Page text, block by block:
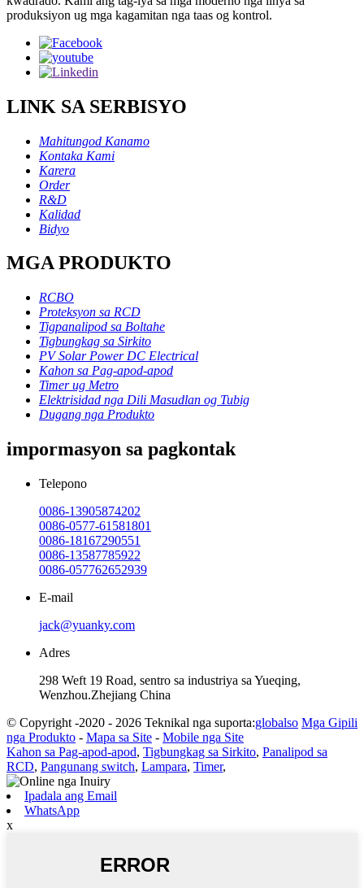
produksiyon ug mga kagamitan nga taas og kontrol.
LINK SA SERBISYO
Mahitungod Kanamo
Kontaka Kami
Karera
Order
R&D
Kalidad
Bidyo
MGA PRODUKTO
RCBO
Proteksyon sa RCD
Tigpanalipod sa Boltahe
Tigbungkag sa Sirkito
PV Solar Power DC Electrical
Kahon sa Pag-apod-apod
Timer ug Metro
Elektrisidad nga Dili Masudlan og Tubig
Dugang nga Produkto
impormasyon sa pagkontak
Telepono
0086-13905874202
0086-0577-61581801
0086-18167290551
0086-13587785922
0086-057762652939
E-mail
jack@yuanky.com
Adres
298 Weft 19 Road, sentro sa industriya sa Yueqing,
Wenzhou.Zhejiang China
© Copyright -2020 - 2026 Teknikal nga suporta:globalso Mga Gipili
nga Produkto - Mapa sa Site - Mobile nga Site
Kahon sa Pag-apod-apod, Tigbungkag sa Sirkito, Panalipod sa
RCD, Pangunang switch, Lampara, Timer,
Ipadala ang Email
WhatsApp
x